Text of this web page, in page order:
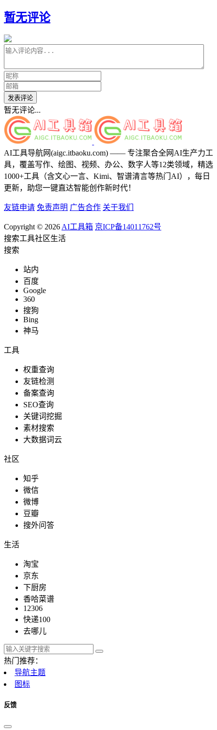
暂无评论
发表评论
暂无评论...
AI工具导航网(aigc.itbaoku.com) —— 专注聚合全网AI生产力工
具，覆盖写作、绘图、视频、办公、数字人等12类领域，精选
1000+工具（含文心一言、Kimi、智谱清言等热门AI），每日
更新，助您一键直达智能创作新时代！
友链申请 免责声明 广告合作 关于我们
Copyright © 2026 AI工具箱 京ICP备14011762号
搜索工具社区生活
搜索
站内
百度
Google
360
搜狗
Bing
神马
工具
权重查询
友链检测
备案查询
SEO查询
关键词挖掘
素材搜索
大数据词云
社区
知乎
微信
微博
豆瓣
搜外问答
生活
淘宝
京东
下厨房
香哈菜谱
12306
快递100
去哪儿
热门推荐：
导航主题
图标
反馈